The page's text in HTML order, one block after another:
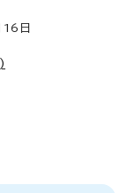
16 日